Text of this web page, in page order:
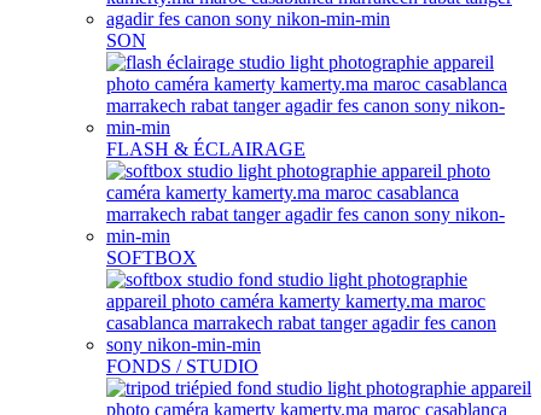
SON
FLASH & ÉCLAIRAGE
SOFTBOX
FONDS / STUDIO